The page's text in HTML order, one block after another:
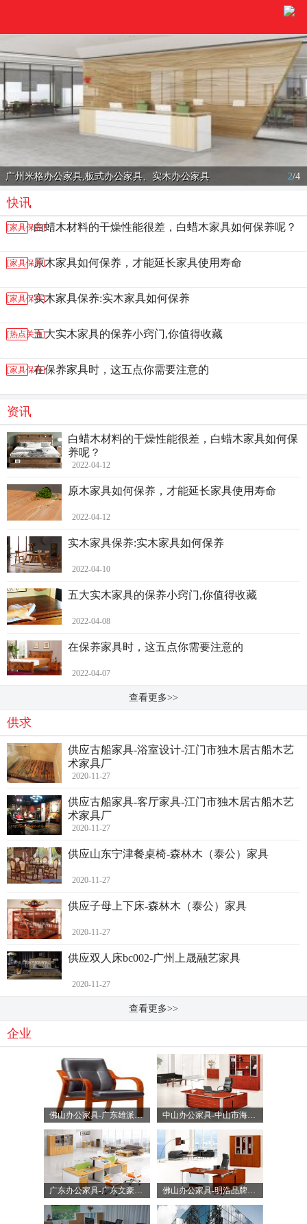
广州米格办公家具,板式办公家具、实木办公家具 2/4
快讯
[家具保养]白蜡木材料的干燥性能很差，白蜡木家具如何保养呢？
[家具保养]原木家具如何保养，才能延长家具使用寿命
[家具保养]实木家具保养:实木家具如何保养
[热点关注]五大实木家具的保养小窍门,你值得收藏
[家具保养]在保养家具时，这五点你需要注意的
资讯
白蜡木材料的干燥性能很差，白蜡木家具如何保
养呢？
2022-04-12
原木家具如何保养，才能延长家具使用寿命
2022-04-12
实木家具保养:实木家具如何保养
2022-04-10
五大实木家具的保养小窍门,你值得收藏
2022-04-08
在保养家具时，这五点你需要注意的
2022-04-07
查看更多>>
供求
供应古船家具-浴室设计-江门市独木居古船木艺
术家具厂
2020-11-27
供应古船家具-客厅家具-江门市独木居古船木艺
术家具厂
2020-11-27
供应山东宁津餐桌椅-森林木（泰公）家具
2020-11-27
供应子母上下床-森林木（泰公）家具
2020-11-27
供应双人床bc002-广州上晟融艺家具
2020-11-27
查看更多>>
企业
佛山办公家具-广东雄派家具有限公司 中山办公家具-中山市海邦家具实业有限公司
广东办公家具-广东文豪办公家具有限公司 佛山办公家具-明浩品牌办公家具-佛山市美塞特家具有限公司